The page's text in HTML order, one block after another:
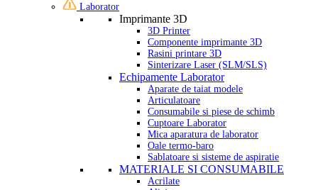
Laborator
Imprimante 3D
3D Printer
Componente imprimante 3D
Rasini printare 3D
Sinterizare Laser (SLM/SLS)
Echipamente Laborator
Aparate de taiat modele
Articulatoare
Consumabile si piese de schimb
Cuptoare Laborator
Mica aparatura de laborator
Oale termo-baro
Sablatoare si sisteme de aspiratie
MATERIALE SI CONSUMABILE
Acrilate